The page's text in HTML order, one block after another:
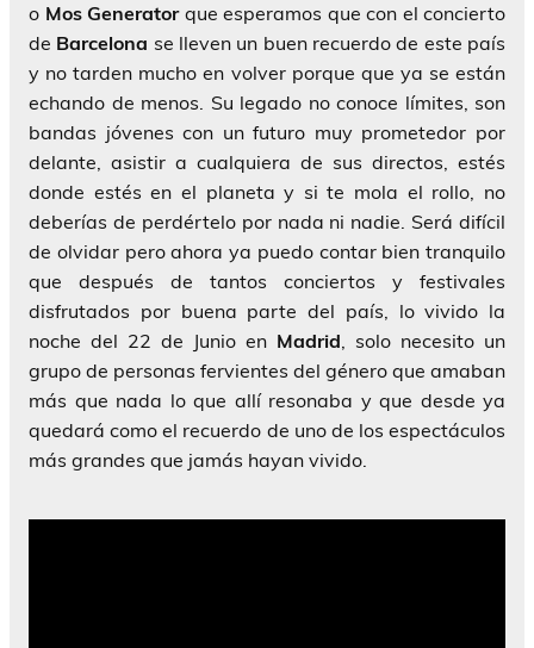
o Mos Generatorque esperamos que con el concierto
de Barcelona se lleven un buen recuerdo de este país
y no tarden mucho en volver porque que ya se están
echando de menos. Su legado no conoce límites, son
bandas jóvenes con un futuro muy prometedor por
delante, asistir a cualquiera de sus directos, estés
donde estés en el planeta y si te mola el rollo, no
deberías de perdértelo por nada ni nadie. Será difícil
de olvidar pero ahora ya puedo contar bien tranquilo
que después de tantos conciertos y festivales
disfrutados por buena parte del país, lo vivido la
noche del 22 de Junio en Madrid, solo necesito un
grupo de personas fervientes del género que amaban
más que nada lo que allí resonaba y que desde ya
quedará como el recuerdo de uno de los espectáculos
más grandes que jamás hayan vivido.